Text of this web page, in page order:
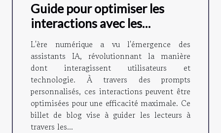
Guide pour optimiser les
interactions avec les
assistants IA grâce à des
prompts personnalisés
L'ère numérique a vu l'émergence des
assistants IA, révolutionnant la manière
dont interagissent utilisateurs et
technologie. À travers des prompts
personnalisés, ces interactions peuvent être
optimisées pour une efficacité maximale. Ce
billet de blog vise à guider les lecteurs à
travers les...